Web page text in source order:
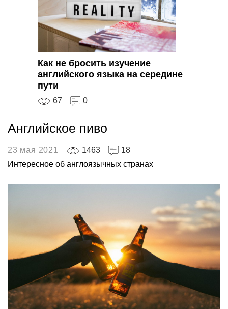
Как не бросить изучение
английского языка на середине
пути
67 0
Английское пиво
23 мая 2021 1463
18
Интересное об англоязычных странах